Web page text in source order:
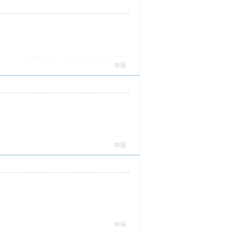
举报
举报
举报